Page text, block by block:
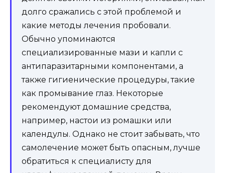
долго сражались с этой проблемой и
какие методы лечения пробовали.
Обычно упоминаются
специализированные мази и капли с
антипаразитарными компонентами, а
также гигиенические процедуры, такие
как промывание глаз. Некоторые
рекомендуют домашние средства,
например, настои из ромашки или
календулы. Однако не стоит забывать, что
самолечение может быть опасным, лучше
обратиться к специалисту для